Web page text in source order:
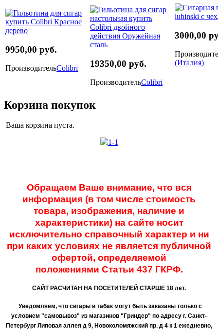
9950,00 руб.
ПроизводительColibri 19350,00 руб.
ПроизводительColibri
3000,00
(Италия)
Корзина покупок
Ваша корзина пуста.
Обращаем Ваше внимание, что вся
информация (в том числе стоимость
товара, изображения, наличие и
характеристики) на сайте носит
исключительно справочный характер и ни
при каких условиях не является публичной
офертой, определяемой
положениями Статьи 437 ГКРФ.
САЙТ РАСЧИТАН НА ПОСЕТИТЕЛЕЙ СТАРШЕ 18 лет.
Уведомляем, что сигары и табак могут быть заказаны только с
условием "самовывоз" из магазинов "Гриндер" по адресу г. Санкт-
Петербург Липовая аллея д 9, Новоколомяжский пр. д 4 к 1 ежедневно,